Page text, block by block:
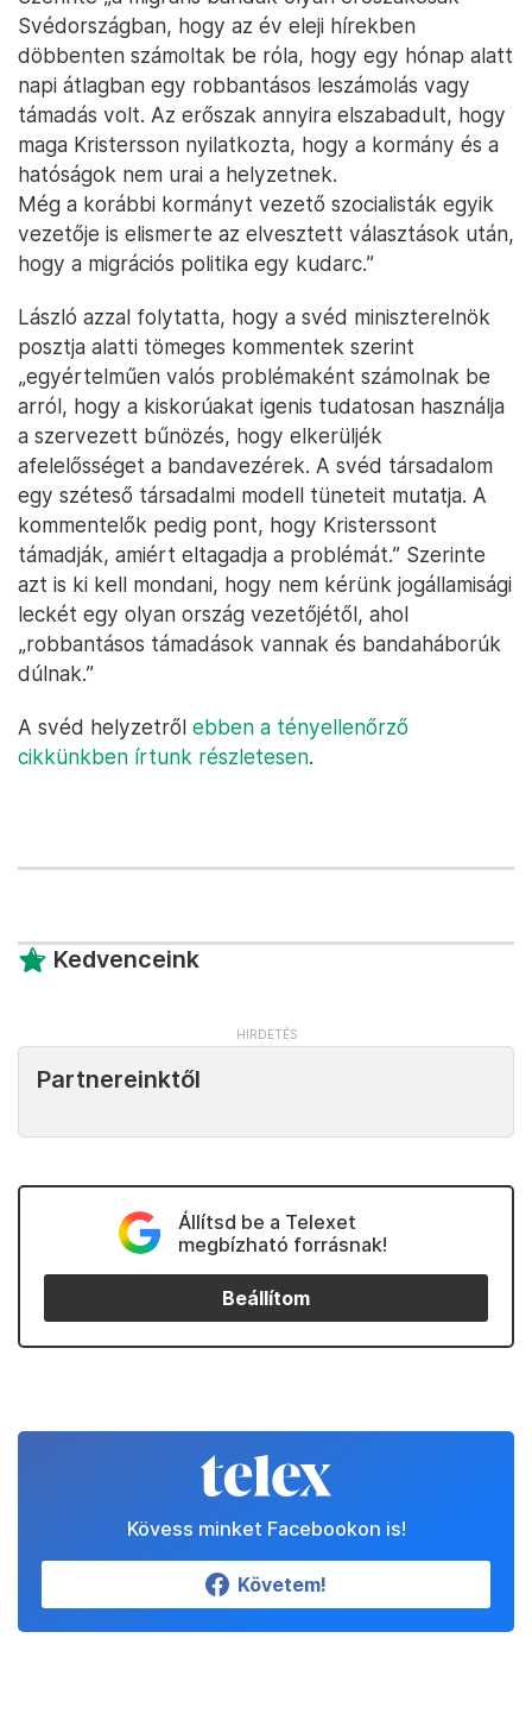
Svédországban, hogy az év eleji hírekben
döbbenten számoltak be róla, hogy egy hónap alatt
napi átlagban egy robbantásos leszámolás vagy
támadás volt. Az erőszak annyira elszabadult, hogy
maga Kristersson nyilatkozta, hogy a kormány és a
hatóságok nem urai a helyzetnek.
Még a korábbi kormányt vezető szocialisták egyik
vezetője is elismerte az elvesztett választások után,
hogy a migrációs politika egy kudarc.”
László azzal folytatta, hogy a svéd miniszterelnök
posztja alatti tömeges kommentek szerint
„egyértelműen valós problémaként számolnak be
arról, hogy a kiskorúakat igenis tudatosan használja
a szervezett bűnözés, hogy elkerüljék
afelelősséget a bandavezérek. A svéd társadalom
egy széteső társadalmi modell tüneteit mutatja. A
kommentelők pedig pont, hogy Kristerssont
támadják, amiért eltagadja a problémát.” Szerinte
azt is ki kell mondani, hogy nem kérünk jogállamisági
leckét egy olyan ország vezetőjétől, ahol
„robbantásos támadások vannak és bandaháborúk
dúlnak.”
A svéd helyzetről ebben a tényellenőrző
cikkünkben írtunk részletesen.
Kedvenceink
Partnereinktől
Állítsd be a Telexet
megbízható forrásnak!
Beállítom
Kövess minket Facebookon is!
Követem!